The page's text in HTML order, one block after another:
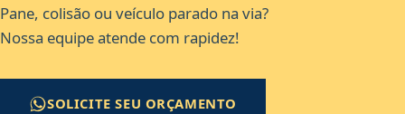
Pane, colisão ou veículo parado na via?
Nossa equipe atende com rapidez!
SOLICITE SEU ORÇAMENTO